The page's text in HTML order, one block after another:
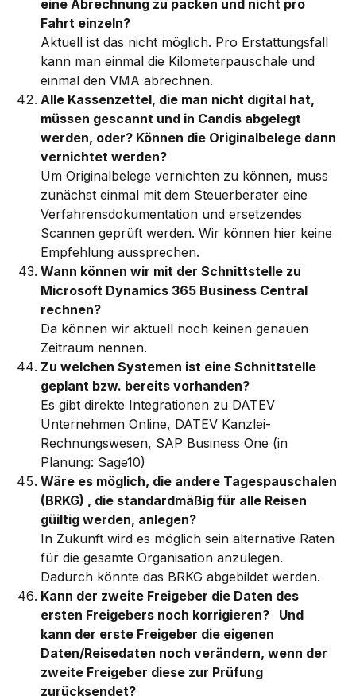
eine Abrechnung zu packen und nicht pro
Fahrt einzeln?
Aktuell ist das nicht möglich. Pro Erstattungsfall
kann man einmal die Kilometerpauschale und
einmal den VMA abrechnen.
Alle Kassenzettel, die man nicht digital hat,
müssen gescannt und in Candis abgelegt
werden, oder? Können die Originalbelege dann
vernichtet werden?
Um Originalbelege vernichten zu können, muss
zunächst einmal mit dem Steuerberater eine
Verfahrensdokumentation und ersetzendes
Scannen geprüft werden. Wir können hier keine
Empfehlung aussprechen.
Wann können wir mit der Schnittstelle zu
Microsoft Dynamics 365 Business Central
rechnen?
Da können wir aktuell noch keinen genauen
Zeitraum nennen.
Zu welchen Systemen ist eine Schnittstelle
geplant bzw. bereits vorhanden?
Es gibt direkte Integrationen zu DATEV
Unternehmen Online, DATEV Kanzlei-
Rechnungswesen, SAP Business One (in
Planung: Sage10)
Wäre es möglich, die andere Tagespauschalen
(BRKG) , die standardmäßig für alle Reisen
güiltig werden, anlegen?
In Zukunft wird es möglich sein alternative Raten
für die gesamte Organisation anzulegen.
Dadurch könnte das BRKG abgebildet werden.
Kann der zweite Freigeber die Daten des
ersten Freigebers noch korrigieren?   Und
kann der erste Freigeber die eigenen
Daten/Reisedaten noch verändern, wenn der
zweite Freigeber diese zur Prüfung
zurücksendet?